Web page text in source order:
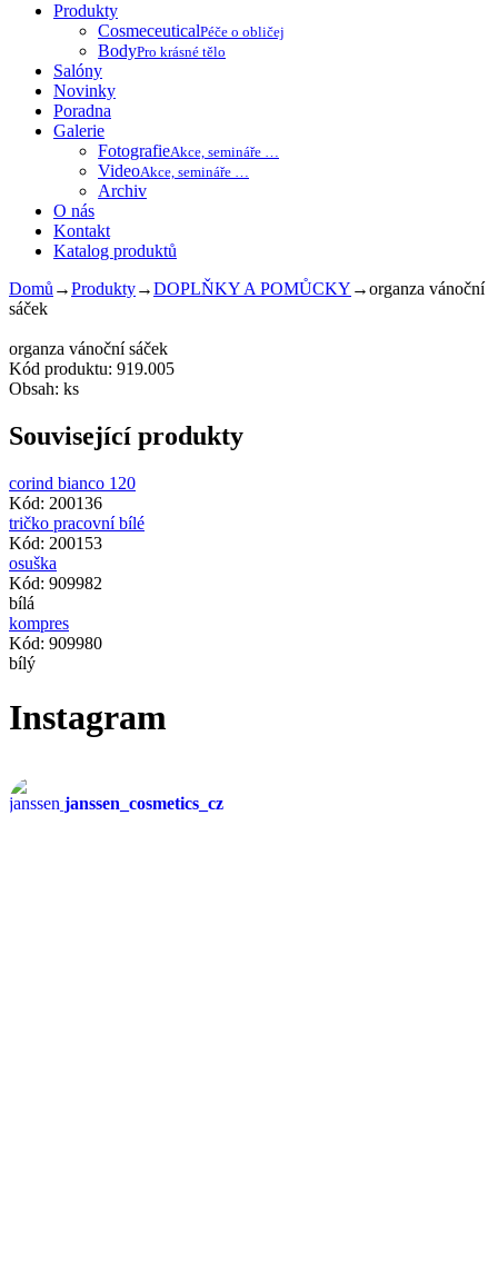
Produkty
CosmeceuticalPéče o obličej
BodyPro krásné tělo
Salóny
Novinky
Poradna
Galerie
FotografieAkce, semináře …
VideoAkce, semináře …
Archiv
O nás
Kontakt
Katalog produktů
Domů →Produkty→DOPLŇKY A POMŮCKY →organza vánoční
sáček
organza vánoční sáček
Kód produktu: 919.005
Obsah: ks
Související produkty
corind bianco 120
Kód: 200136
tričko pracovní bílé
Kód: 200153
osuška
Kód: 909982
bílá
kompres
Kód: 909980
bílý
Instagram
janssen_cosmetics_cz